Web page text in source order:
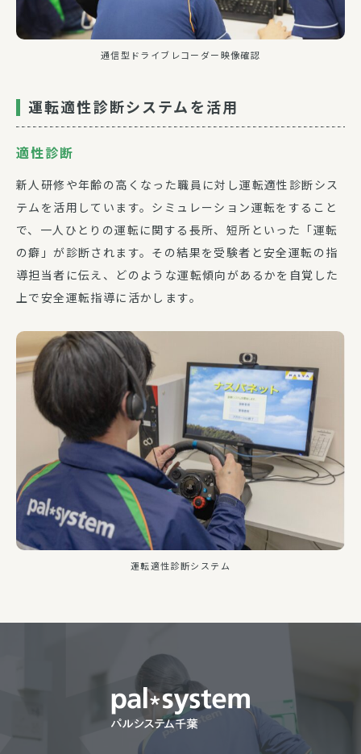
通信型ドライブレコーダー映像確認
運転適性診断システムを活用
適性診断
新人研修や年齢の高くなった職員に対し運転適性診断シス
テムを活用しています。シミュレーション運転をすること
で、一人ひとりの運転に関する長所、短所といった「運転
の癖」が診断されます。その結果を受験者と安全運転の指
導担当者に伝え、どのような運転傾向があるかを自覚した
上で安全運転指導に活かします。
運転適性診断システム